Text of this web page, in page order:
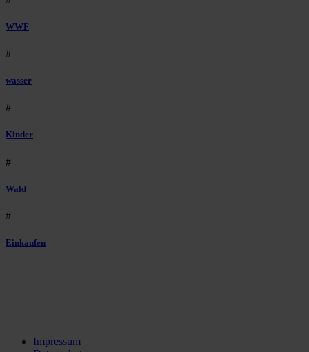
WWF
#
wasser
#
Kinder
#
Wald
#
Einkaufen
Impressum